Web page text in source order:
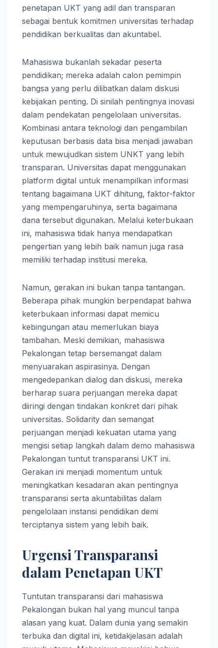
penetapan UKT yang adil dan transparan
sebagai bentuk komitmen universitas terhadap
pendidikan berkualitas dan akuntabel.
Mahasiswa bukanlah sekadar peserta
pendidikan; mereka adalah calon pemimpin
bangsa yang perlu dilibatkan dalam diskusi
kebijakan penting. Di sinilah pentingnya inovasi
dalam pendekatan pengelolaan universitas.
Kombinasi antara teknologi dan pengambilan
keputusan berbasis data bisa menjadi jawaban
untuk mewujudkan sistem UNKT yang lebih
transparan. Universitas dapat menggunakan
platform digital untuk menampilkan informasi
tentang bagaimana UKT dihitung, faktor-faktor
yang mempengaruhinya, serta bagaimana
dana tersebut digunakan. Melalui keterbukaan
ini, mahasiswa tidak hanya mendapatkan
pengertian yang lebih baik namun juga rasa
memiliki terhadap institusi mereka.
Namun, gerakan ini bukan tanpa tantangan.
Beberapa pihak mungkin berpendapat bahwa
keterbukaan informasi dapat memicu
kebingungan atau memerlukan biaya
tambahan. Meski demikian, mahasiswa
Pekalongan tetap bersemangat dalam
menyuarakan aspirasinya. Dengan
mengedepankan dialog dan diskusi, mereka
berharap suara perjuangan mereka dapat
diiringi dengan tindakan konkret dari pihak
universitas. Solidarity dan semangat
perjuangan menjadi kekuatan utama yang
mengisi setiap langkah dalam demo mahasiswa
Pekalongan tuntut transparansi UKT ini.
Gerakan ini menjadi momentum untuk
meningkatkan kesadaran akan pentingnya
transparansi serta akuntabilitas dalam
pengelolaan instansi pendidikan demi
terciptanya sistem yang lebih baik.
Urgensi Transparansi
dalam Penetapan UKT
Tuntutan transparansi dari mahasiswa
Pekalongan bukan hal yang muncul tanpa
alasan yang kuat. Dalam dunia yang semakin
terbuka dan digital ini, ketidakjelasan adalah